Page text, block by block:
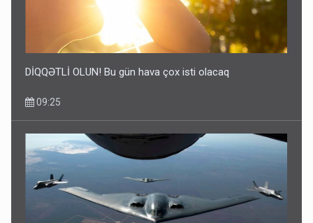
DİQQƏTLİ OLUN! Bu gün hava çox isti olacaq
09:25